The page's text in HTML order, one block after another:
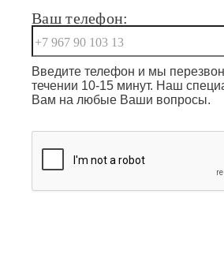
Ваш телефон:
Введите телефон и мы
течении 10-15 минут. Наш
Вам на любые Ваши вопросы.